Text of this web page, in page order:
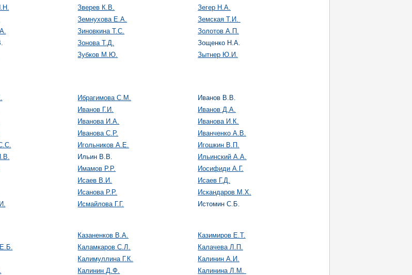
Зверев К.В.
Зегер Н.А.
Земнухова Е.А.
Земская Т.И.
Зиновкина Т.С.
Золотов А.П.
Зонова Т.Д.
Зощенко Н.А.
Зубков М.Ю.
Зытнер Ю.И.
Ибрагимова С.М.
Иванов В.В.
Иванов Г.И.
Иванов Д.А.
Иванова И.А.
Иванова И.К.
Иванова С.Р.
Иванченко А.В.
Игольников А.Е.
Игошкин В.П.
Ильин В.В.
Ильинский А.А.
Имамов Р.Р.
Иосифиди А.Г.
Исаев В.И.
Исаев Г.Д.
Исанова Р.Р.
Искандаров М.Х.
Исмайлова Г.Г. Истомин С.Б.
Казаненков В.А.
Казимиров Е.Т.
Каламкаров С.Л.
Калачева Л.П.
Калимуллина Г.К.
Калинин А.И.
Калинин Д.Ф. Калинина Л.М.